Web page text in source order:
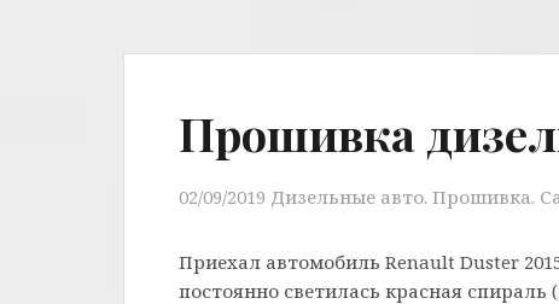
Прошивка
02/09/2019 Дизельные авто. Прошивка.
Приехал автомобиль Renault Duster
постоянно светилась красная